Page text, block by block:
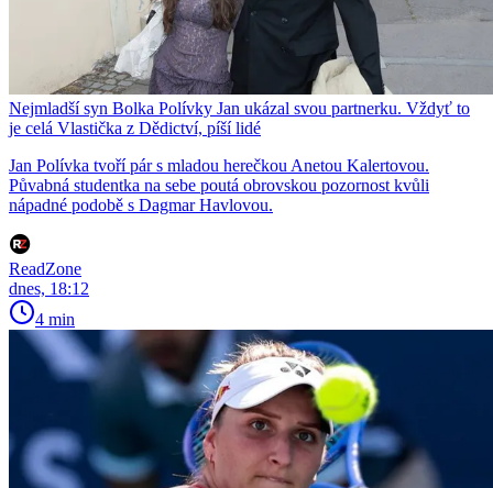
Nejmladší syn Bolka Polívky Jan ukázal svou partnerku. Vždyť to
je celá Vlastička z Dědictví, píší lidé
Jan Polívka tvoří pár s mladou herečkou Anetou Kalertovou.
Půvabná studentka na sebe poutá obrovskou pozornost kvůli
nápadné podobě s Dagmar Havlovou.
ReadZone
dnes, 18:12
4 min